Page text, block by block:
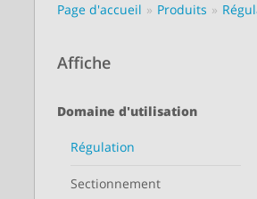
Page d'accueil Produits
Affiche
Domaine d'utilisation
Régulation
Sectionnement